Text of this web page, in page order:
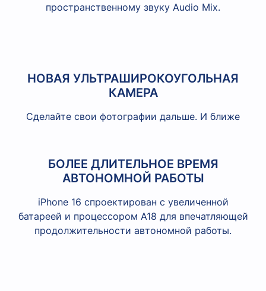
пространственному звуку Audio Mix.
НОВАЯ УЛЬТРАШИРОКОУГОЛЬНАЯ
КАМЕРА
Сделайте свои фотографии дальше. И ближе
БОЛЕЕ ДЛИТЕЛЬНОЕ ВРЕМЯ
АВТОНОМНОЙ РАБОТЫ
iPhone 16 спроектирован с увеличенной
батареей и процессором A18 для впечатляющей
продолжительности автономной работы.